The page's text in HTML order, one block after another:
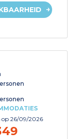
op 26/09/2026